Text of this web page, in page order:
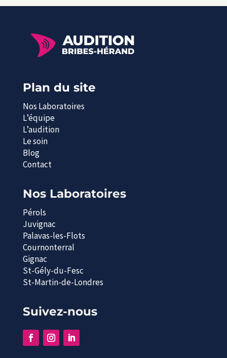
Plan du site
Nos Laboratoires
L’équipe
L’audition
Le soin
Blog
Contact
Nos Laboratoires
Pérols
Juvignac
Palavas-les-Flots
Cournonterral
Gignac
St-Gély-du-Fesc
St-Martin-de-Londres
Suivez-nous